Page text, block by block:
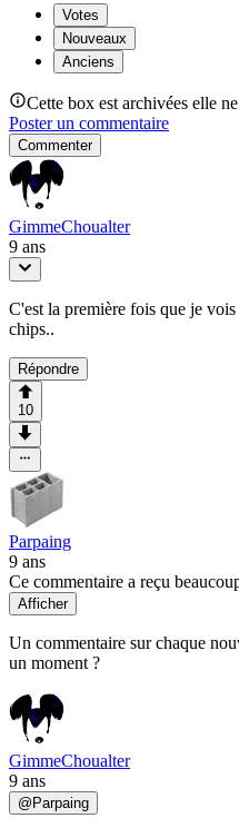
Votes
Nouveaux
Anciens
Cette box est archivées elle
Poster un commentaire
Commenter
GimmeChoualter
9 ans
C'est la première fois que je
chips..
Répondre
10
Parpaing
9 ans
Ce commentaire a reçu
Afficher
Un commentaire sur chaque
un moment ?
GimmeChoualter
9 ans
@ Parpaing